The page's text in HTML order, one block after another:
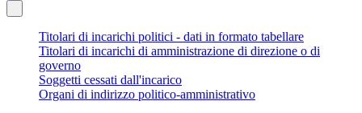
Titolari di incarichi politici - dati in formato tabellare
Titolari di incarichi di amministrazione di direzione o di
governo
Soggetti cessati dall'incarico
Organi di indirizzo politico-amministrativo